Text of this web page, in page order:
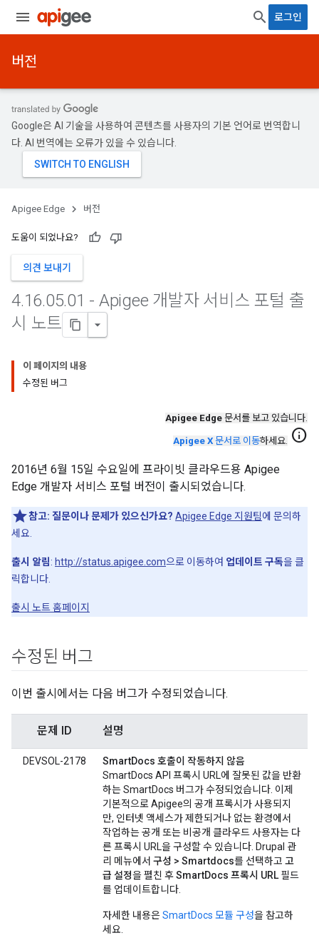
로그인
버전
Google은 AI 기술을 사용하여 콘텐츠를 사용자의 기본 언어로 번역합니
다. AI 번역에는 오류가 있을 수 있습니다.
Apigee Edge 버전
도움이 되었나요?
의견 보내기
4.16.05.01 - Apigee 개발자 서비스 포털 출
시 노트
이 페이지의 내용
수정된 버그
Apigee Edge 문서를 보고 있습니다.
Apigee X 문서로 이동하세요. info
2016년 6월 15일 수요일에 프라이빗 클라우드용 Apigee
Edge 개발자 서비스 포털 버전이 출시되었습니다.
참고: 질문이나 문제가 있으신가요? Apigee Edge 지원팀에 문의하
세요.
출시 알림: http://status.apigee.com으로 이동하여 업데이트 구독을 클
릭합니다.
출시 노트 홈페이지
수정된 버그
이번 출시에서는 다음 버그가 수정되었습니다.
문제 ID 설명
DEVSOL-2178
SmartDocs 호출이 작동하지 않음
SmartDocs API 프록시 URL에 잘못된 값을 반환
하는 SmartDocs 버그가 수정되었습니다. 이제
기본적으로 Apigee의 공개 프록시가 사용되지
만, 인터넷 액세스가 제한되거나 없는 환경에서
작업하는 공개 또는 비공개 클라우드 사용자는 다
른 프록시 URL을 구성할 수 있습니다. Drupal 관
리 메뉴에서 구성 > Smartdocs를 선택하고 고
급 설정을 펼친 후SmartDocs 프록시 URL 필드
를 업데이트합니다.
자세한 내용은SmartDocs 모듈 구성을 참고하
세요.